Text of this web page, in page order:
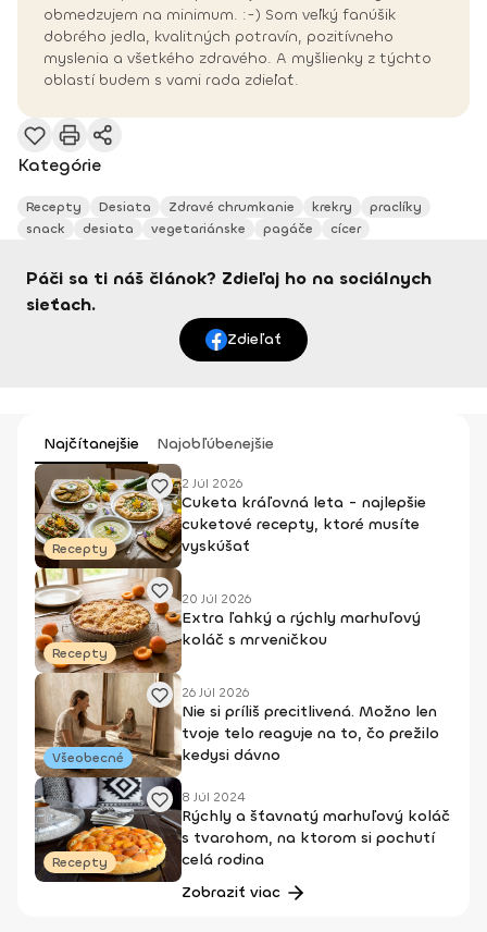
obmedzujem na minimum. :-) Som veľký fanúšik
dobrého jedla, kvalitných potravín, pozitívneho
myslenia a všetkého zdravého. A myšlienky z týchto
oblastí budem s vami rada zdieľať.
Kategórie
Recepty Desiata Zdravé chrumkanie krekry
praclíky
snack
desiata vegetariánske pagáče cícer
Páči sa ti náš článok? Zdieľaj ho na sociálnych
sieťach.
Zdieľať
Najčítanejšie Najobľúbenejšie
Recepty
2 Júl 2026
Cuketa kráľovná leta - najlepšie
cuketové recepty, ktoré musíte
vyskúšať
Recepty
20 Júl 2026
Extra ľahký a rýchly marhuľový
koláč s mrveničkou
Všeobecné
26 Júl 2026
Nie si príliš precitlivená. Možno len
tvoje telo reaguje na to, čo prežilo
kedysi dávno
Recepty
8 Júl 2024
Rýchly a šťavnatý marhuľový koláč
s tvarohom, na ktorom si pochutí
celá rodina
Zobraziť viac